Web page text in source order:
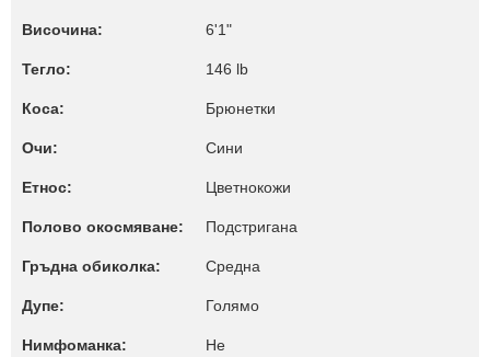
Височина: 6'1"
Тегло: 146 lb
Коса: Брюнетки
Очи: Сини
Етнос: Цветнокожи
Полово окосмяване: Подстригана
Гръдна обиколка: Среднa
Дупе: Голямо
Нимфоманка: Не